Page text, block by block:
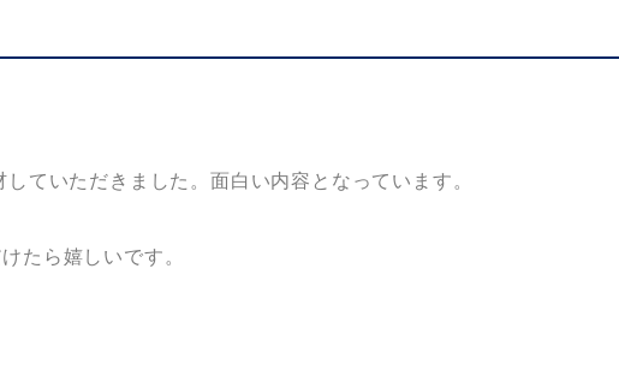
ていただきました。面白い内容となっています。
たら嬉しいです。